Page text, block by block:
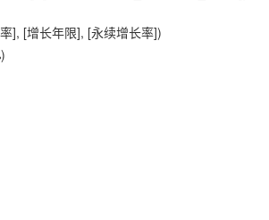
], [增长年限], [永续增长率])